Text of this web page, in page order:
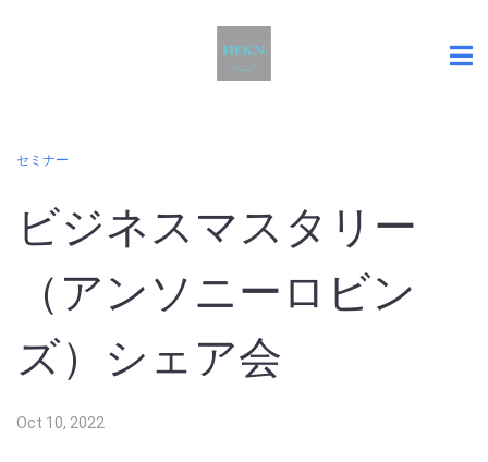
セミナー
ビジネスマスタリー
（アンソニーロビン
ズ）シェア会
Oct 10, 2022